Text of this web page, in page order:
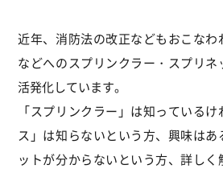
近年、消防法の改正などもおこな
などへのスプリンクラー・スプリ
活発化しています。
「スプリンクラー」は知っている
ス」は知らないという方、興味はあ
ットが分からないという方、詳しく